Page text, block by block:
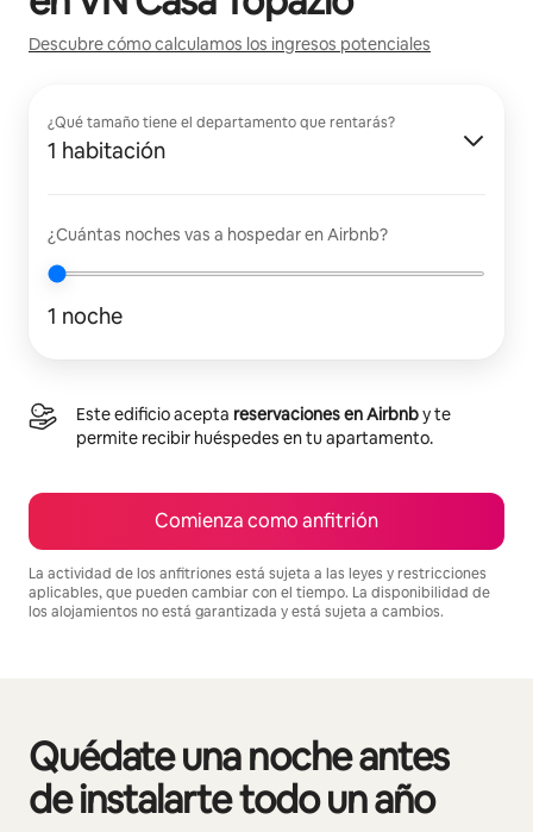
Descubre cómo calculamos los ingresos potenciales
¿Qué tamaño tiene el departamento que rentarás?
1 habitación
¿Cuántas noches vas a hospedar en Airbnb?
1 noche
Este edificio acepta reservaciones en Airbnby te
permite recibir huéspedes en tu apartamento.
Comienza como anfitrión
La actividad de los anfitriones está sujeta a las leyes y restricciones
aplicables, que pueden cambiar con el tiempo. La disponibilidad de
los alojamientos no está garantizada y está sujeta a cambios.
Quédate una noche antes
de instalarte todo un año
Mostrando 0 de 0 elementos